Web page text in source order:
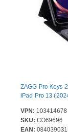
ZAGG Pro Keys
iPad Pro 13
VPN: 103414678
SKU: CO69696
EAN: